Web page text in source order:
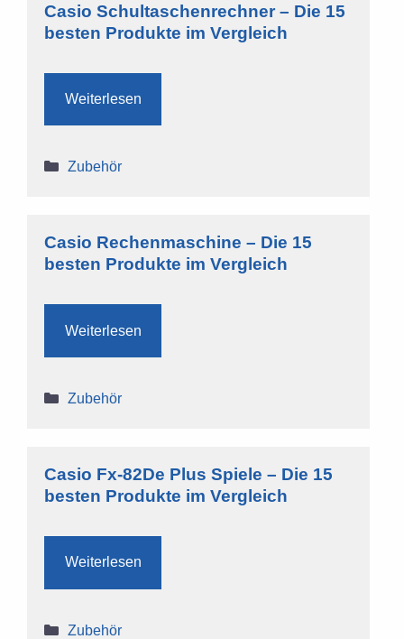
Casio Schultaschenrechner – Die 15
besten Produkte im Vergleich
Weiterlesen
Kategorien
Zubehör
Casio Rechenmaschine – Die 15
besten Produkte im Vergleich
Weiterlesen
Kategorien
Zubehör
Casio Fx-82De Plus Spiele – Die 15
besten Produkte im Vergleich
Weiterlesen
Kategorien
Zubehör